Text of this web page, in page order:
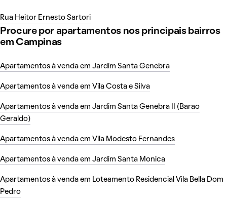
Rua Heitor Ernesto Sartori
Procure por apartamentos nos principais bairros
em Campinas
Apartamentos à venda em Jardim Santa Genebra
Apartamentos à venda em Vila Costa e Silva
Apartamentos à venda em Jardim Santa Genebra II (Barao
Geraldo)
Apartamentos à venda em Vila Modesto Fernandes
Apartamentos à venda em Jardim Santa Monica
Apartamentos à venda em Loteamento Residencial Vila Bella Dom
Pedro